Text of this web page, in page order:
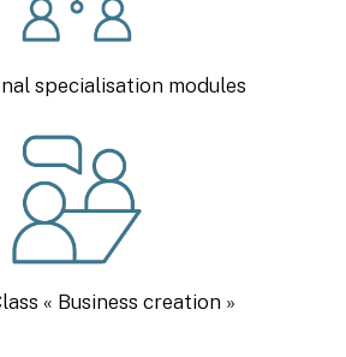
specialisation modules
« Business creation »